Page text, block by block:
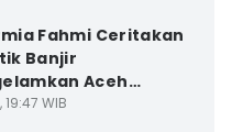
Fahmi Ceritakan
Banjir
Aceh
WIB